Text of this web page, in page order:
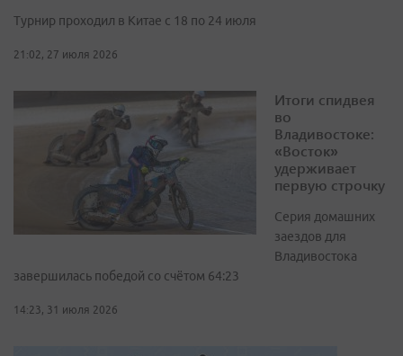
Турнир проходил в Китае с 18 по 24 июля
21:02, 27 июля 2026
Итоги спидвея
во
Владивостоке:
«Восток»
удерживает
первую строчку
Серия домашних
заездов для
Владивостока
завершилась победой со счётом 64:23
14:23, 31 июля 2026